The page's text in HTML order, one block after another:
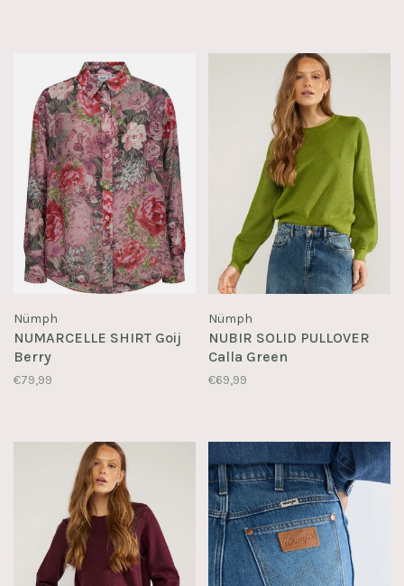
Nümph
NUMARCELLE SHIRT Goij
Berry
€79,99
Nümph
NUBIR SOLID PULLOVER
Calla Green
€69,99